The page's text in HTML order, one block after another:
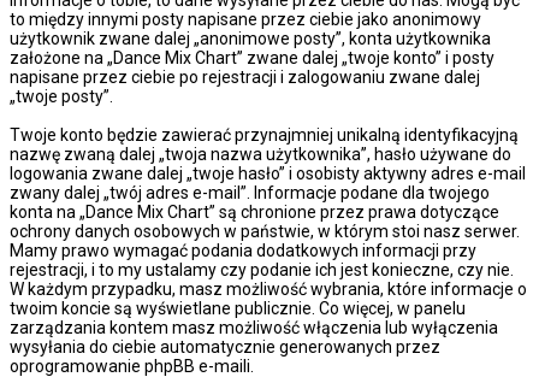
to między innymi posty napisane przez ciebie jako anonimowy
użytkownik zwane dalej „anonimowe posty”, konta użytkownika
założone na „Dance Mix Chart” zwane dalej „twoje konto” i posty
napisane przez ciebie po rejestracji i zalogowaniu zwane dalej
„twoje posty”.
Twoje konto będzie zawierać przynajmniej unikalną identyfikacyjną
nazwę zwaną dalej „twoja nazwa użytkownika”, hasło używane do
logowania zwane dalej „twoje hasło” i osobisty aktywny adres e-mail
zwany dalej „twój adres e-mail”. Informacje podane dla twojego
konta na „Dance Mix Chart” są chronione przez prawa dotyczące
ochrony danych osobowych w państwie, w którym stoi nasz serwer.
Mamy prawo wymagać podania dodatkowych informacji przy
rejestracji, i to my ustalamy czy podanie ich jest konieczne, czy nie.
W każdym przypadku, masz możliwość wybrania, które informacje o
twoim koncie są wyświetlane publicznie. Co więcej, w panelu
zarządzania kontem masz możliwość włączenia lub wyłączenia
wysyłania do ciebie automatycznie generowanych przez
oprogramowanie phpBB e-maili.